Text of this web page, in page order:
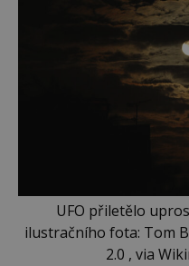
UFO přiletělo
ilustračního fota: Tom
2.0 , via